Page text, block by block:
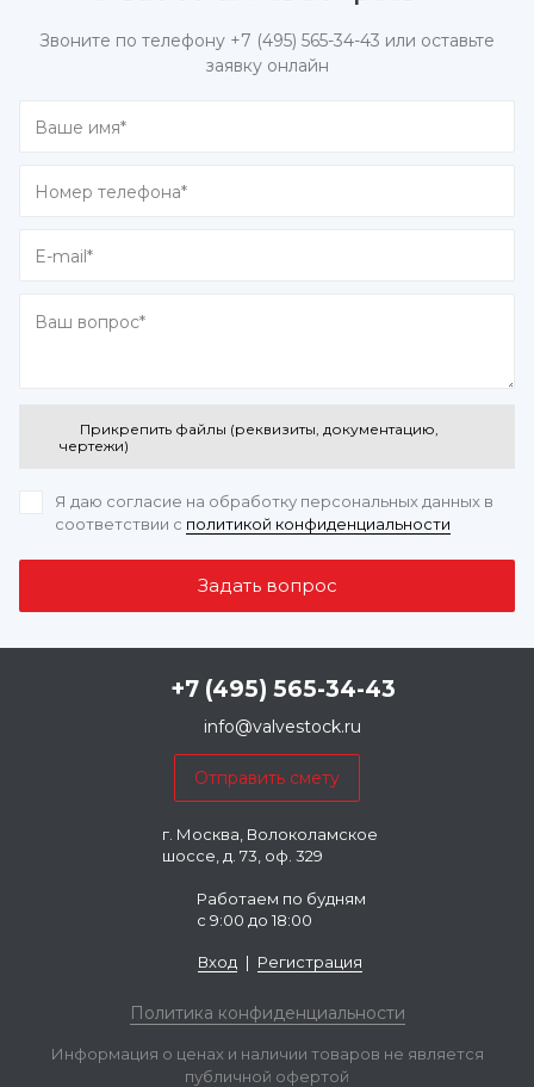
Звоните по телефону +7 (495) 565-34-43 или оставьте
заявку онлайн
Прикрепить файлы (реквизиты, документацию,
чертежи)
Я даю согласие на обработку персональных данных в
соответствии с политикой конфиденциальности
+7 (495) 565-34-43
info@valvestock.ru
г. Москва, Волоколамское
шоссе, д. 73, оф. 329
Работаем по будням
с 9:00 до 18:00
Вход | Регистрация
Политика конфиденциальности
Информация о ценах и наличии товаров не является
публичной офертой